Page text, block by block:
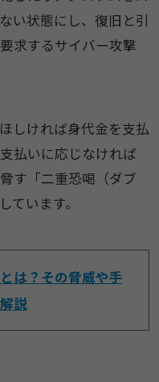
い状態にし、復旧と引
求するサイバー攻撃
しければ身代金を支払
払いに応じなければ
す「二重恐喝（ダブ
ています。
は？その脅威や手
説